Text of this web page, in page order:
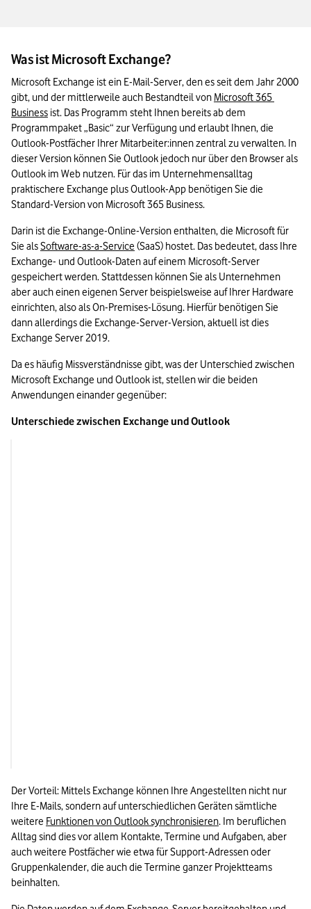
Was ist Microsoft Exchange?
Microsoft Exchange ist ein E-Mail-Server, den es seit dem Jahr 2000
gibt, und der mittlerweile auch Bestandteil von Microsoft 365
Business ist. Das Programm steht Ihnen bereits ab dem
Programmpaket „Basic“ zur Verfügung und erlaubt Ihnen, die
Outlook-Postfächer Ihrer Mitarbeiter:innen zentral zu verwalten. In
dieser Version können Sie Outlook jedoch nur über den Browser als
Outlook im Web nutzen. Für das im Unternehmensalltag
praktischere Exchange plus Outlook-App benötigen Sie die
Standard-Version von Microsoft 365 Business.
Darin ist die Exchange-Online-Version enthalten, die Microsoft für
Sie als Software-as-a-Service (SaaS) hostet. Das bedeutet, dass Ihre
Exchange- und Outlook-Daten auf einem Microsoft-Server
gespeichert werden. Stattdessen können Sie als Unternehmen
aber auch einen eigenen Server beispielsweise auf Ihrer Hardware
einrichten, also als On-Premises-Lösung. Hierfür benötigen Sie
dann allerdings die Exchange-Server-Version, aktuell ist dies
Exchange Server 2019.
Da es häufig Missverständnisse gibt, was der Unterschied zwischen
Microsoft Exchange und Outlook ist, stellen wir die beiden
Anwendungen einander gegenüber:
Unterschiede zwischen Exchange und Outlook
Der Vorteil: Mittels Exchange können Ihre Angestellten nicht nur
Ihre E-Mails, sondern auf unterschiedlichen Geräten sämtliche
weitere Funktionen von Outlook synchronisieren. Im beruflichen
Alltag sind dies vor allem Kontakte, Termine und Aufgaben, aber
auch weitere Postfächer wie etwa für Support-Adressen oder
Gruppenkalender, die auch die Termine ganzer Projektteams
beinhalten.